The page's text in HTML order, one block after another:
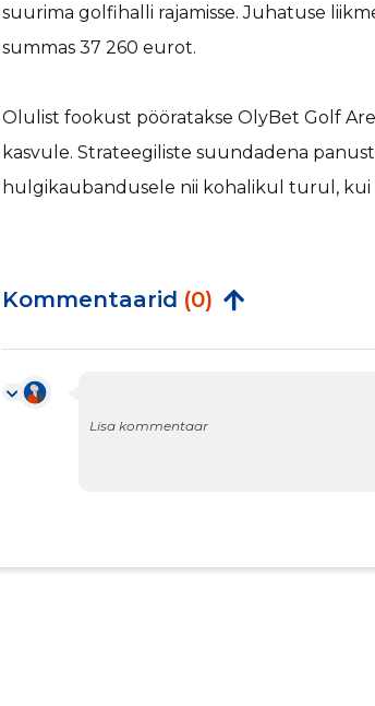
suurima golfihalli rajamisse. Juhatuse
summas 37 260 eurot.
Olulist fookust pööratakse OlyBet Golf
kasvule. Strateegiliste suundadena
hulgikaubandusele nii kohalikul turul,
Kommentaarid (0)